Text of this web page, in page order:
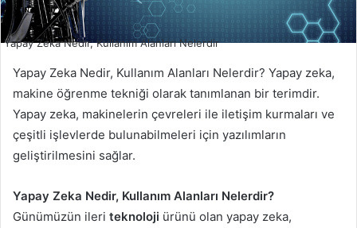
Yapay Zeka Nedir, Kullanım Alanları Nelerdir
Yapay Zeka Nedir, Kullanım Alanları Nelerdir? Yapay zeka,
makine öğrenme tekniği olarak tanımlanan bir terimdir.
Yapay zeka, makinelerin çevreleri ile iletişim kurmaları ve
çeşitli işlevlerde bulunabilmeleri için yazılımların
geliştirilmesini sağlar.
Yapay Zeka Nedir, Kullanım Alanları Nelerdir?
Günümüzün ileri teknoloji ürünü olan yapay zeka,